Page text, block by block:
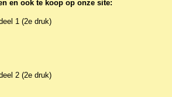
en ook te koop op onze site:
1 (2e druk)
2 (2e druk)